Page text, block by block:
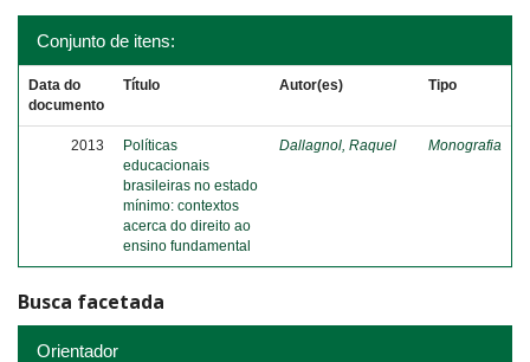
Conjunto de itens:
Data do
documento
Título Autor(es) Tipo
2013
Políticas
educacionais
brasileiras no estado
mínimo: contextos
acerca do direito ao
ensino fundamental
Dallagnol, Raquel Monografia
Busca facetada
Orientador